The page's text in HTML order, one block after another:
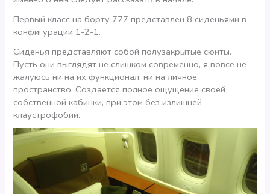
Первый класс на борту 777 представлен 8 сиденьями в
конфигурации 1-2-1.
Сиденья представляют собой полузакрытые сюиты.
Пусть они выглядят не слишком современно, я вовсе не
жалуюсь ни на их функционал, ни на личное
пространство. Создается полное ощущение своей
собственной кабинки, при этом без излишней
клаустрофобии.